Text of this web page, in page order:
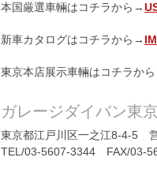
本国厳選車輛はコチラから→
新車カタログはコチラから→
東京本店展示車輛はコチラか
ガレージダイバン東
東京都江戸川区一之江8-4-5
TEL/03-5607-3344 FAX/03-